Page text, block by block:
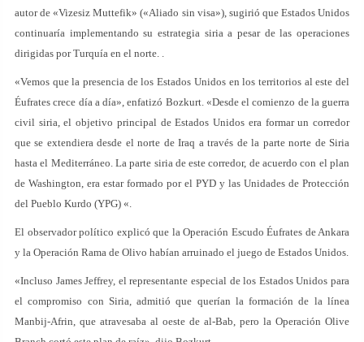
autor de «Vizesiz Muttefik» («Aliado sin visa»), sugirió que Estados Unidos
continuaría implementando su estrategia siria a pesar de las operaciones
dirigidas por Turquía en el norte. .
«Vemos que la presencia de los Estados Unidos en los territorios al este del
Éufrates crece día a día», enfatizó Bozkurt. «Desde el comienzo de la guerra
civil siria, el objetivo principal de Estados Unidos era formar un corredor
que se extendiera desde el norte de Iraq a través de la parte norte de Siria
hasta el Mediterráneo. La parte siria de este corredor, de acuerdo con el plan
de Washington, era estar formado por el PYD y las Unidades de Protección
del Pueblo Kurdo (YPG) «.
El observador político explicó que la Operación Escudo Éufrates de Ankara
y la Operación Rama de Olivo habían arruinado el juego de Estados Unidos.
«Incluso James Jeffrey, el representante especial de los Estados Unidos para
el compromiso con Siria, admitió que querían la formación de la línea
Manbij-Afrin, que atravesaba al oeste de al-Bab, pero la Operación Olive